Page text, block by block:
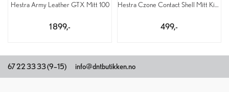
Hestra Army Leather GTX Mitt 100
1 899,-
Hestra Czone Contact Shell Mitt Kid 100
499,-
67 22 33 33 (9–15) info@dntbutikken.no